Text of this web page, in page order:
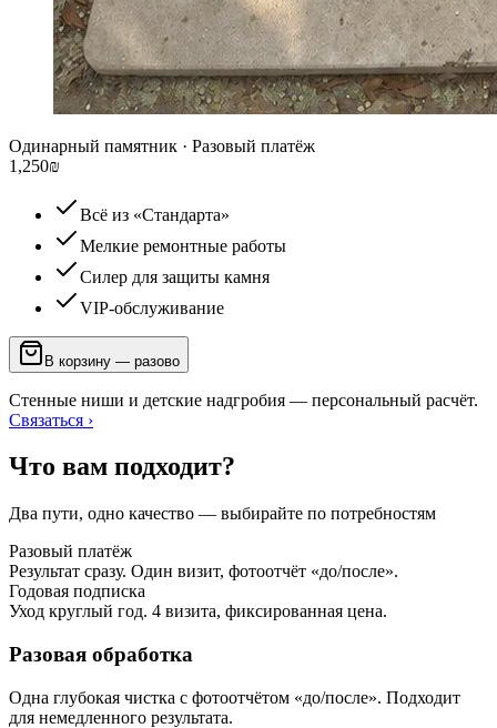
Одинарный памятник · Разовый платёж
1,250₪
Всё из «Стандарта»
Мелкие ремонтные работы
Силер для защиты камня
VIP-обслуживание
В корзину — разово
Стенные ниши и детские надгробия — персональный расчёт.
Связаться ›
Что вам подходит?
Два пути, одно качество — выбирайте по потребностям
Разовый платёж
Результат сразу. Один визит, фотоотчёт «до/после».
Годовая подписка
Уход круглый год. 4 визита, фиксированная цена.
Разовая обработка
Одна глубокая чистка с фотоотчётом «до/после». Подходит
для немедленного результата.